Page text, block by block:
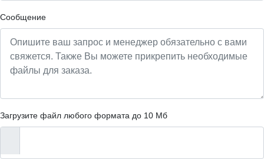
Сообщение
Загрузите файл любого формата до 10 Мб